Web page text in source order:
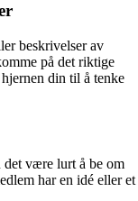
beskrivelser av
på det riktige
din til å tenke
det være lurt å be om
har en idé eller et